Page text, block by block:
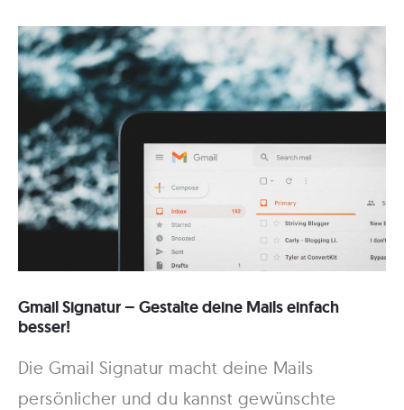
So
bekommst
wieder
Zugriff!
Gmail Signatur – Gestalte deine Mails einfach
besser!
Die Gmail Signatur macht deine Mails
persönlicher und du kannst gewünschte